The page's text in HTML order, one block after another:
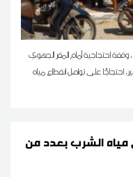
نفّذ عدد من المواطنين، صباح اليوم الثلاثاء 4 أوت 2026، وقفة احتجاجية أمام المقر الجهوي
احتجاجًا على تواصل انقطاع مياه
الشرب بعدد من